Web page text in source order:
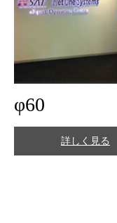
φ60
詳しく見る